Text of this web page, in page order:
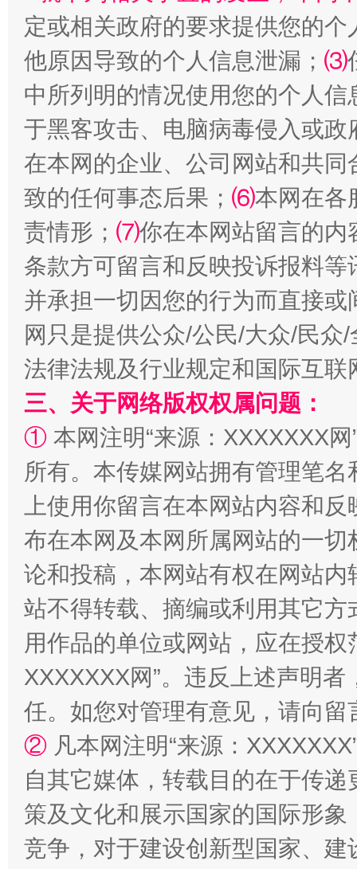
从幼儿园到大学，有这些资助 “
事关残疾人未来5年
规模最大的光氢储一体化项目 走
镜头丨大暑三秋近 山西：
定或相关政府的要求提供您的个
他原因导致的个人信息泄漏； ⑶
中所列明的情况使用您的个人
于黑客攻击、电脑病毒侵入或
在本网的企业、公司网站和共
致的任何事态后果； ⑹本网在各
责情形； ⑺你在本网站留言的内
条款方可留言和反映投诉报料
并承担一切因您的行为而直接
网只是提供公众/公民/大众/民
法律法规及行业规定和国际互
三、关于网络版权权属问题：
① 本网注明“来源：XXXXXXX
所有。本传媒网站拥有管理笔
上使用你留言在本网站内容和
布在本网及本网所属网站的一
论和投稿，本网站有权在网站
站不得转载、摘编或利用其它
用作品的单位或网站，应在授
XXXXXXX网”。违反上述声明
任。如您对管理有意见，请向
② 凡本网注明“来源：
自其它媒体，转载目的在于传
策及文化和展示国家的国际形
竞争，对于建设创新型国家、